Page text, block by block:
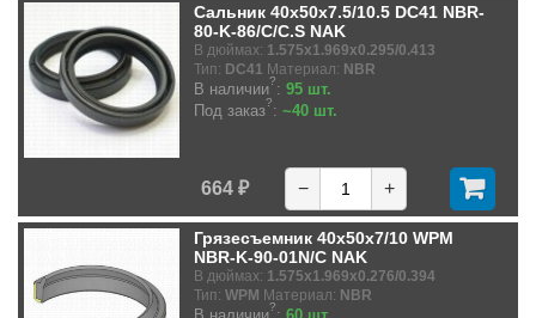
Сальник 40x50x7.5/10.5 DC41 NBR-
80-K-86/C/C.S NAK
В дюймах: 1.575x1.969x0.295/0.413
Тип: DC41 Материал: NBR
В наличии?: 95 шт.
Под заказ?: ~40 шт.
664 ₽ − +
Грязесъемник 40x50x7/10 WPM
NBR-K-90-01N/C NAK
В дюймах: 1.575x1.969x0.276/0.394
Тип: WPM Материал: NBR
?